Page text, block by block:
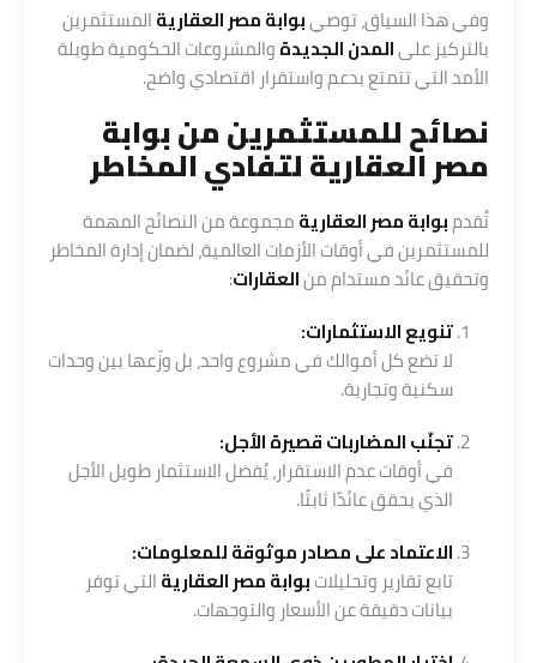
وفي هذا السياق، توصيبوابة مصر العقاريةالمستثمرين
بالتركيز علىالمدن الجديدةوالمشروعات الحكومية طويلة
الأمد التي تتمتع بدعم واستقرار اقتصادي واضح.
نصائح للمستثمرين من بوابة
مصر العقارية لتفادي المخاطر
تُقدمبوابة مصر العقاريةمجموعة من النصائح المهمة
للمستثمرين في أوقات الأزمات العالمية، لضمان إدارة المخاطر
وتحقيق عائد مستدام منالعقارات:
تنويع الاستثمارات:
لا تضع كل أموالك في مشروع واحد، بل وزّعها بين وحدات
سكنية وتجارية.
تجنّب المضاربات قصيرة الأجل:
في أوقات عدم الاستقرار، يُفضل الاستثمار طويل الأجل
الذي يحقق عائدًا ثابتًا.
الاعتماد على مصادر موثوقة للمعلومات:
تابع تقارير وتحليلاتبوابة مصر العقاريةالتي توفر
بيانات دقيقة عن الأسعار والتوجهات.